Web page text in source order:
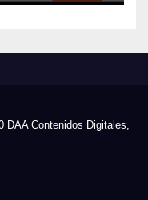
DAA Contenidos Digitales,